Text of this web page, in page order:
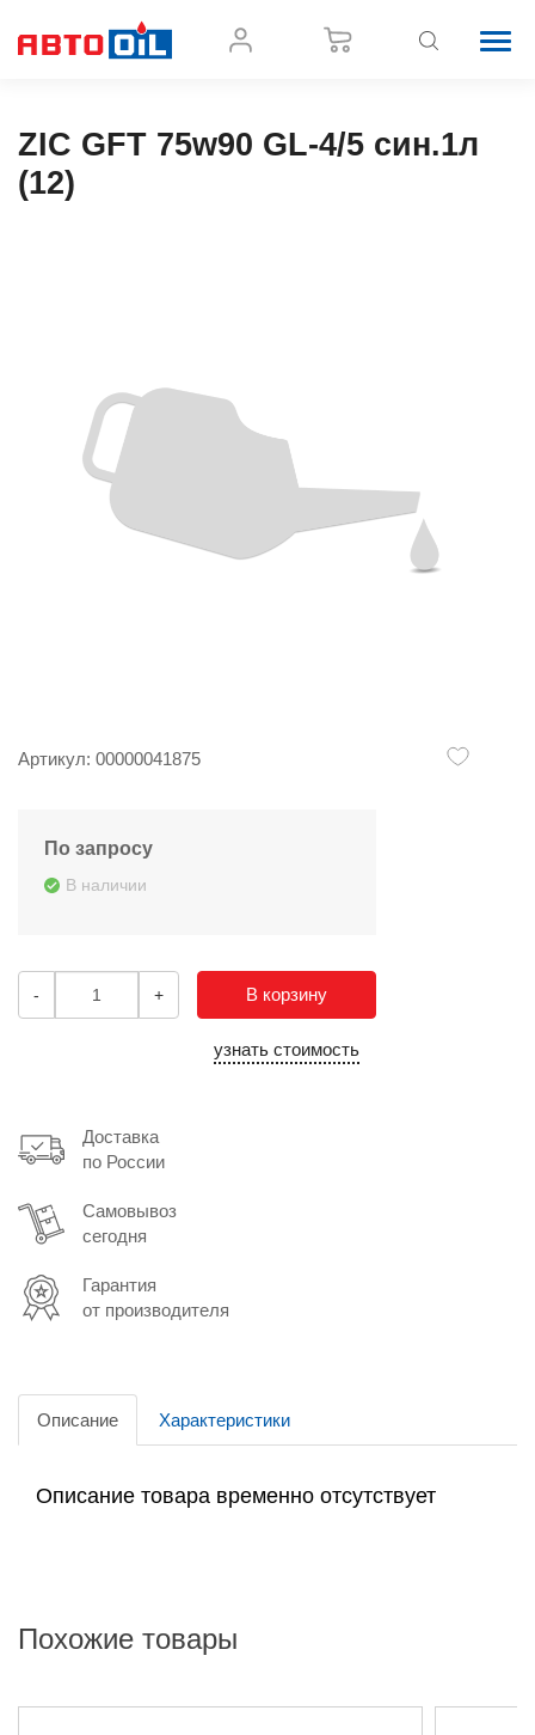
ZIC GFT 75w90 GL-4/5 син.1л
(12)
Артикул: 00000041875
По запросу
В наличии
- + В корзину
узнать стоимость
Доставка
по России
Самовывоз
сегодня
Гарантия
от производителя
Описание Характеристики
Описание товара временно отсутствует
Похожие товары